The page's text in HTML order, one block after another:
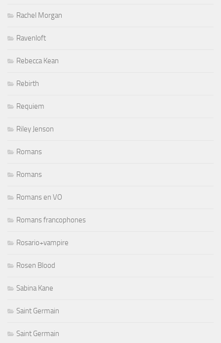
Rachel Morgan
Ravenloft
Rebecca Kean
Rebirth
Requiem
Riley Jenson
Romans
Romans
Romans en VO
Romans francophones
Rosario+vampire
Rosen Blood
Sabina Kane
Saint Germain
Saint Germain